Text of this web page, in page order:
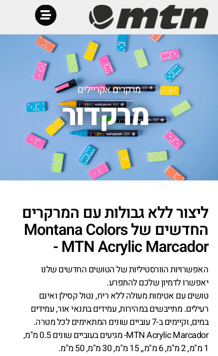
מרקרים אקריילים
מרקדור
ליצור ללא גבולות עם המרקרים
החדשים של Montana Colors
- MTN Acrylic Marcador
האפשרויות הוורסטיליות של הטושים החדשים שלנו
יאפשרו לדמיון שלכם להתפרע.
טושים עם אטימות מעולה ללא ריח, נטול קסילן ואינם
רעילים. מתייבשים במהירות, עמידים בתנאי אור, עמידים
במים, וקיימים ב-7 עוביים שונים המתאימים לכל מטרה.
MTN Acrylic Marcador- מגיעים בעוביים שונים 0.5 מ"מ,
1 מ"מ, 2 מ"מ, 6 מ"מ,, 15 מ"מ, 30 מ"מ, 50 מ"מ.